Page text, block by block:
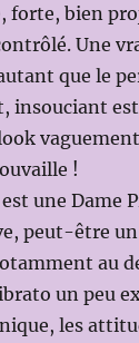
forte, bien
Une
que le
insouciant
!
une Dame
peut-être
au
un peu
les